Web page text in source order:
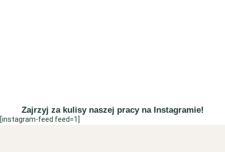
Zajrzyj za kulisy naszej pracy na Instagramie!
[instagram-feed feed=1]